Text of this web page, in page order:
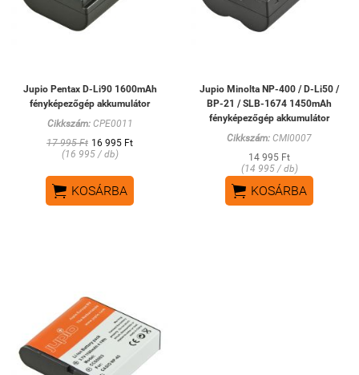
Jupio Pentax D-Li90 1600mAh
fényképezőgép akkumulátor
Cikkszám:CPE0011
17 995 Ft 16 995 Ft
(16 995 / db)
 KOSÁRBA
Jupio Minolta NP-400 / D-Li50 /
BP-21 / SLB-1674 1450mAh
fényképezőgép akkumulátor
Cikkszám: CMI0007
14 995 Ft
(14 995 / db)
 KOSÁRBA